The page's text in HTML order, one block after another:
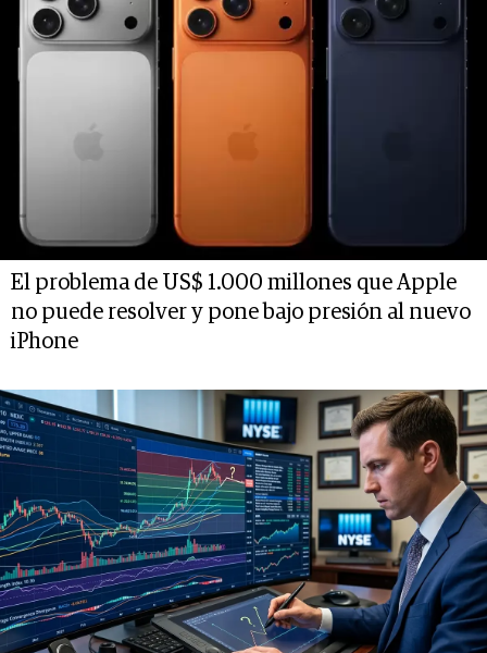
El problema de US$ 1.000 millones que Apple
no puede resolver y pone bajo presión al nuevo
iPhone